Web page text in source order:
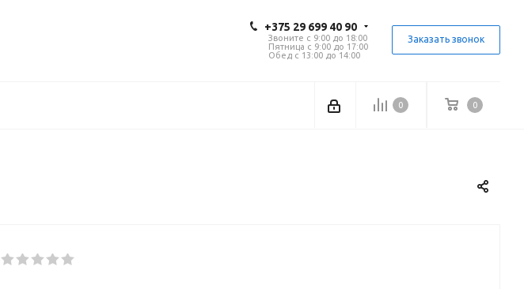
+375 29 699 40 90
Звоните с 9:00 до 18:00
Пятница с 9:00 до 17:00
Обед с 13:00 до 14:00
Заказать звонок
0 0